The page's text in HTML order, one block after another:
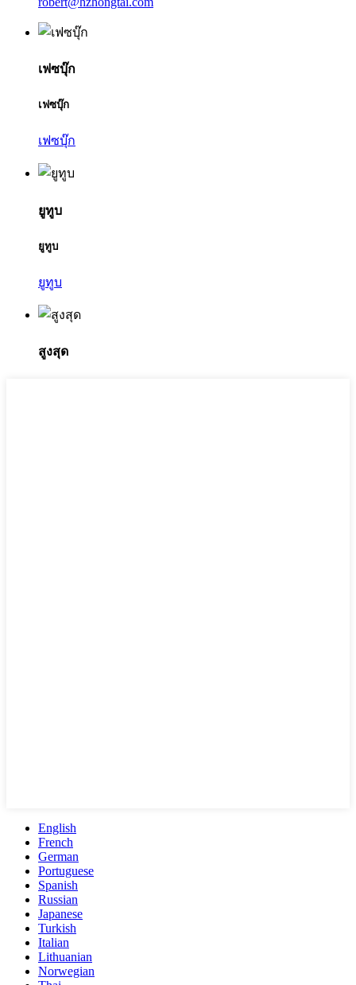
เฟซบุ๊ก
เฟซบุ๊ก
เฟซบุ๊ก
ยูทูบ
ยูทูบ
ยูทูบ
สูงสุด
English
French
German
Portuguese
Spanish
Russian
Japanese
Turkish
Italian
Lithuanian
Norwegian